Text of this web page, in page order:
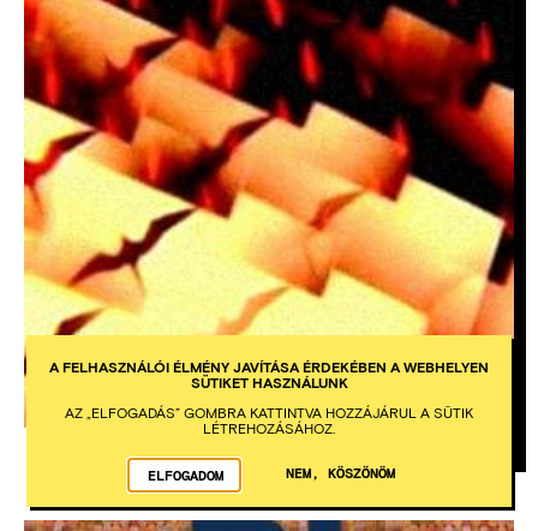
A FELHASZNÁLÓI ÉLMÉNY JAVÍTÁSA ÉRDEKÉBEN A WEBHELYEN
SÜTIKET HASZNÁLUNK
AZ „ELFOGADÁS” GOMBRA KATTINTVA HOZZÁJÁRUL A SÜTIK
LÉTREHOZÁSÁHOZ.
ELFOGADOM NEM, KÖSZÖNÖM